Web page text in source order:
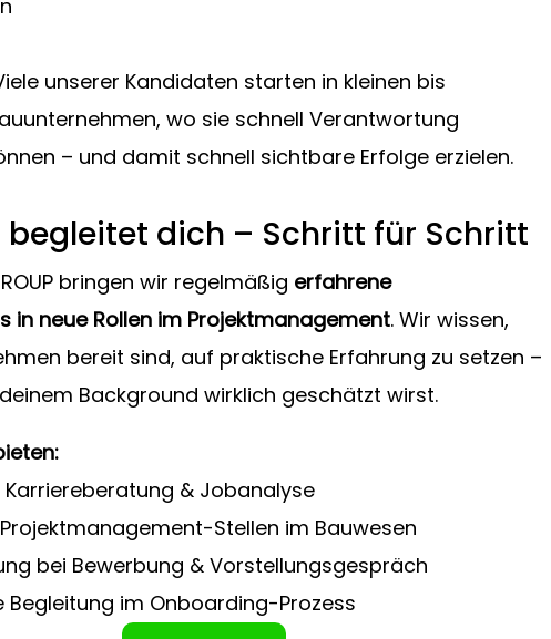
unserer Kandidaten starten in kleinen bis
wo sie schnell Verantwortung
– und damit schnell sichtbare Erfolge erzielen.
begleitet dich – Schritt für Schritt
bringen wir regelmäßig erfahrene
in neue Rollen im Projektmanagement. Wir wissen,
bereit sind, auf praktische Erfahrung zu setzen –
Background wirklich geschätzt wirst.
Karriereberatung & Jobanalyse
Stellen im Bauwesen
bei Bewerbung & Vorstellungsgespräch
Begleitung im Onboarding-Prozess